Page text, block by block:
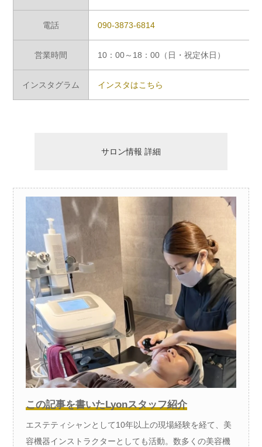
電話 090-3873-6814
営業時間 10：00～18：00（日・祝定休日）
インスタグラム インスタはこちら
サロン情報 詳細
この記事を書いたLyonスタッフ紹介
エステティシャンとして10年以上の現場経験を経て、美
容機器インストラクターとしても活動。数多くの美容機